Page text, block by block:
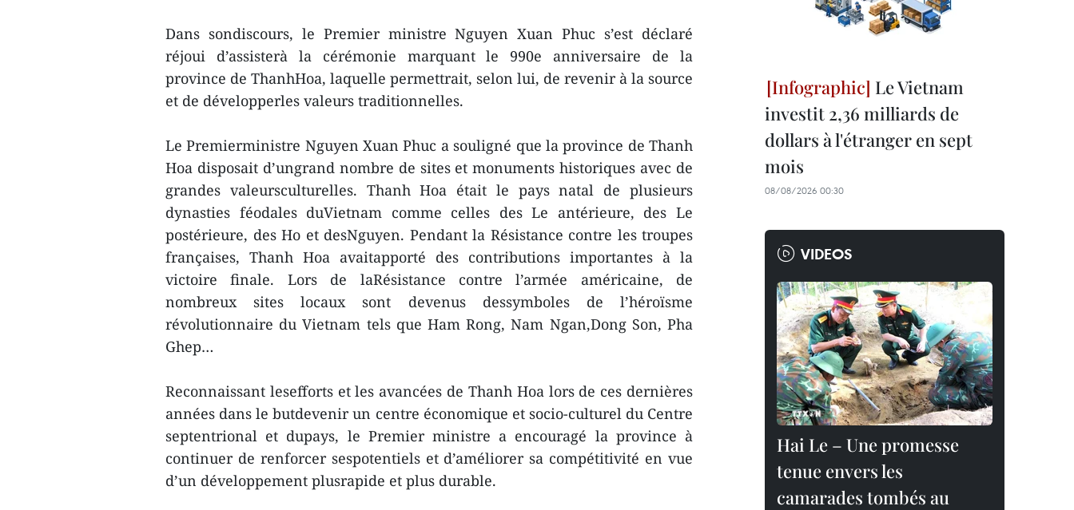
Dans sondiscours, le Premier ministre Nguyen Xuan Phuc s’est déclaré
réjoui d’assisterà la cérémonie marquant le 990e anniversaire de la
province de ThanhHoa, laquelle permettrait, selon lui, de revenir à la source
et de développerles valeurs traditionnelles.
Le Premierministre Nguyen Xuan Phuc a souligné que la province de Thanh
Hoa disposait d’ungrand nombre de sites et monuments historiques avec de
grandes valeursculturelles. Thanh Hoa était le pays natal de plusieurs
dynasties féodales duVietnam comme celles des Le antérieure, des Le
postérieure, des Ho et desNguyen. Pendant la Résistance contre les troupes
françaises, Thanh Hoa avaitapporté des contributions importantes à la
victoire finale. Lors de laRésistance contre l’armée américaine, de
nombreux sites locaux sont devenus dessymboles de l’héroïsme
révolutionnaire du Vietnam tels que Ham Rong, Nam Ngan,Dong Son, Pha
Ghep…
Reconnaissant lesefforts et les avancées de Thanh Hoa lors de ces dernières
années dans le butdevenir un centre économique et socio-culturel du Centre
septentrional et dupays, le Premier ministre a encouragé la province à
continuer de renforcer sespotentiels et d’améliorer sa compétitivité en vue
d’un développement plusrapide et plus durable.
Le Vietnam
investit 2,36 milliards de
dollars à l'étranger en sept
mois
08/08/2026 00:30
VIDEOS
Hai Le – Une promesse
tenue envers les
camarades tombés au